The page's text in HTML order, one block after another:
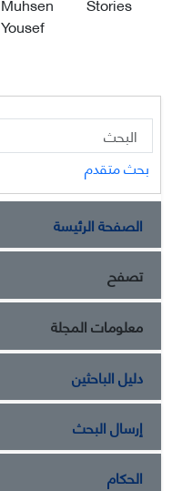
Yousef
بحث متقدم
الصفحة الرئيسة
تصفح
معلومات المجلة
دليل الباحثين
إرسال البحث
الحكام